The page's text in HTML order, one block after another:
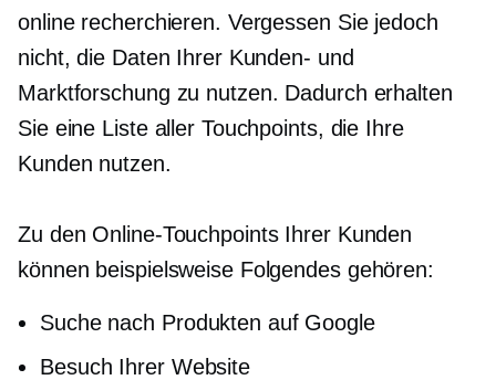
online recherchieren. Vergessen Sie jedoch
nicht, die Daten Ihrer Kunden- und
Marktforschung zu nutzen. Dadurch erhalten
Sie eine Liste aller Touchpoints, die Ihre
Kunden nutzen.
Zu den Online-Touchpoints Ihrer Kunden
können beispielsweise Folgendes gehören:
Suche nach Produkten auf Google
Besuch Ihrer Website